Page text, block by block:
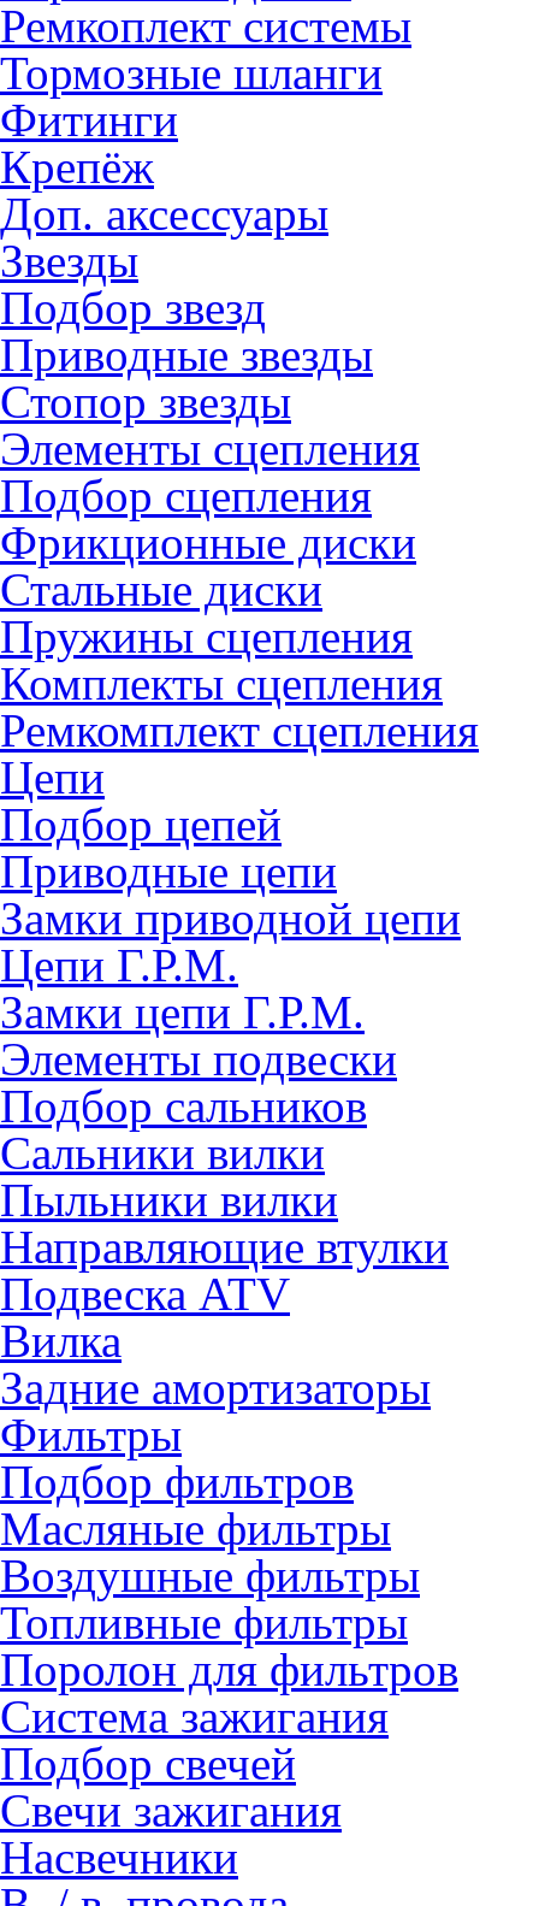
Ремкоплект системы
Тормозные шланги
Фитинги
Крепёж
Доп. аксессуары
Звезды
Подбор звезд
Приводные звезды
Стопор звезды
Элементы сцепления
Подбор сцепления
Фрикционные диски
Стальные диски
Пружины сцепления
Комплекты сцепления
Ремкомплект сцепления
Цепи
Подбор цепей
Приводные цепи
Замки приводной цепи
Цепи Г.Р.М.
Замки цепи Г.Р.М.
Элементы подвески
Подбор сальников
Сальники вилки
Пыльники вилки
Направляющие втулки
Подвеска ATV
Вилка
Задние амортизаторы
Фильтры
Подбор фильтров
Масляные фильтры
Воздушные фильтры
Топливные фильтры
Поролон для фильтров
Система зажигания
Подбор свечей
Свечи зажигания
Насвечники